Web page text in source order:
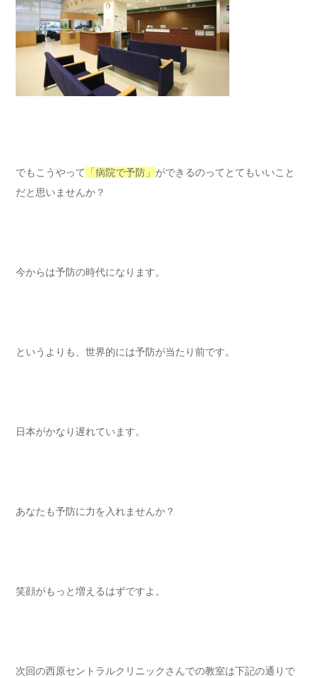
でもこうやって 「病院で予防」 ができるのってとてもいいこと
だと思いませんか？
今からは予防の時代になります。
というよりも、世界的には予防が当たり前です。
日本がかなり遅れています。
あなたも予防に力を入れませんか？
笑顔がもっと増えるはずですよ。
次回の西原セントラルクリニックさんでの教室は下記の通りで